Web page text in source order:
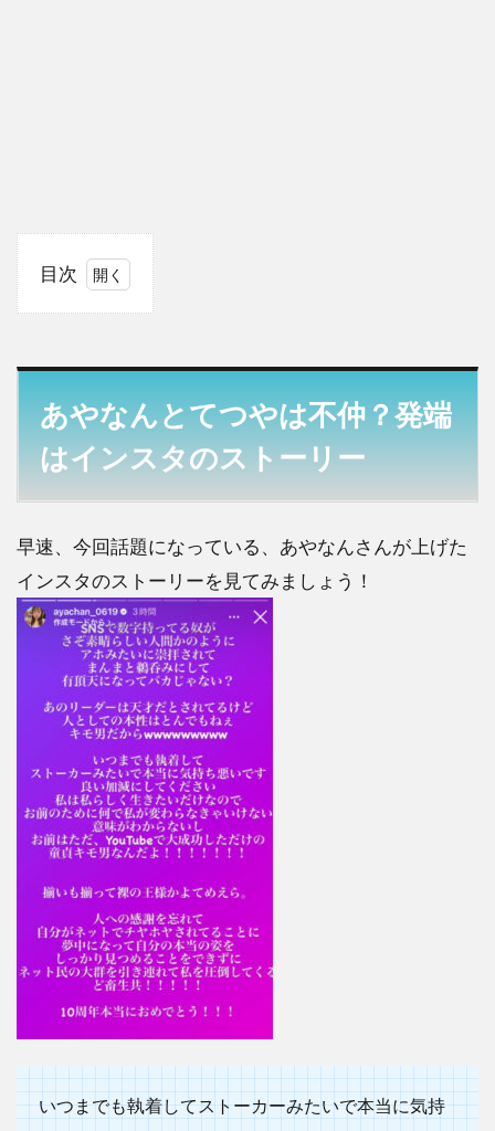
目次
つや
は不
仲？
発端
タの
ーリ
ー
あや
なん
とて
は不
仲？
エピ
ソー
ド4
選！
2.1
あや
なん
ばゆ
ーの
結婚
式を
欠席
あやなんとてつやは不仲？発端
はインスタのストーリー
早速、今回話題になっている、あやなんさんが上げた
インスタのストーリーを見てみましょう！
いつまでも執着してストーカーみたいで本当に気持